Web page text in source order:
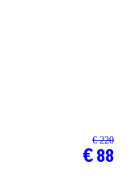
€ 220
€ 88